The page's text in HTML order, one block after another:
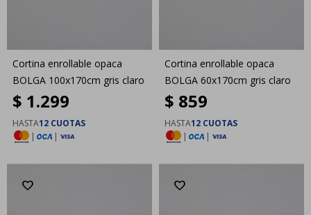
Cortina enrollable opaca
BOLGA 100x170cm gris claro
$ 1.299
HASTA12 CUOTAS
|
|
Cortina enrollable opaca
BOLGA 60x170cm gris claro
$ 859
HASTA12 CUOTAS
|
|